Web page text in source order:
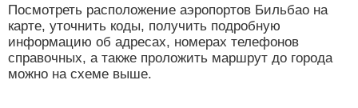
Посмотреть расположение аэропортов Бильбао на
карте, уточнить коды, получить подробную
информацию об адресах, номерах телефонов
справочных, а также проложить маршрут до города
можно на схеме выше.